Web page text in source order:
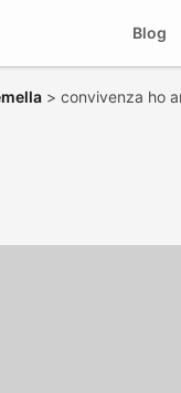
Blog
> convivenza ho